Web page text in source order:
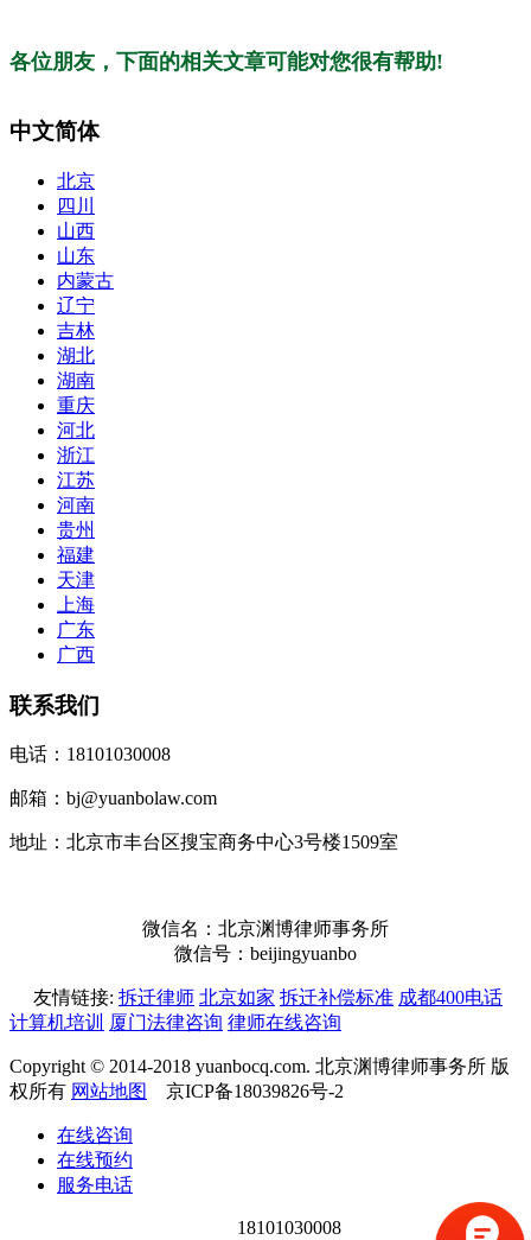
各位朋友，下面的相关文章可能对您很有帮助!
中文简体
北京
四川
山西
山东
内蒙古
辽宁
吉林
湖北
湖南
重庆
河北
浙江
江苏
河南
贵州
福建
天津
上海
广东
广西
联系我们
电话：18101030008
邮箱：bj@yuanbolaw.com
地址：北京市丰台区搜宝商务中心3号楼1509室
微信名：北京渊博律师事务所
微信号：beijingyuanbo
友情链接: 拆迁律师 北京如家 拆迁补偿标准 成都400电话
计算机培训 厦门法律咨询 律师在线咨询
Copyright © 2014-2018 yuanbocq.com. 北京渊博律师事务所 版
权所有 网站地图 京ICP备18039826号-2
在线咨询
在线预约
服务电话
18101030008